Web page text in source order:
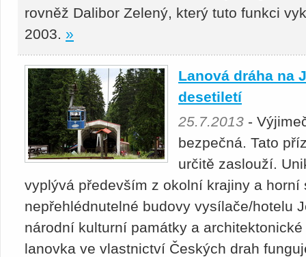
rovněž Dalibor Zelený, který tuto funkci
2003. »
Lanová dráha na
desetiletí
25.7.2013 -
bezpečná. Tato
určitě zaslouží.
vyplývá především z okolní krajiny a
nepřehlédnutelné budovy vysílače/hotelu
národní kulturní památky a
lanovka ve vlastnictví Českých drah